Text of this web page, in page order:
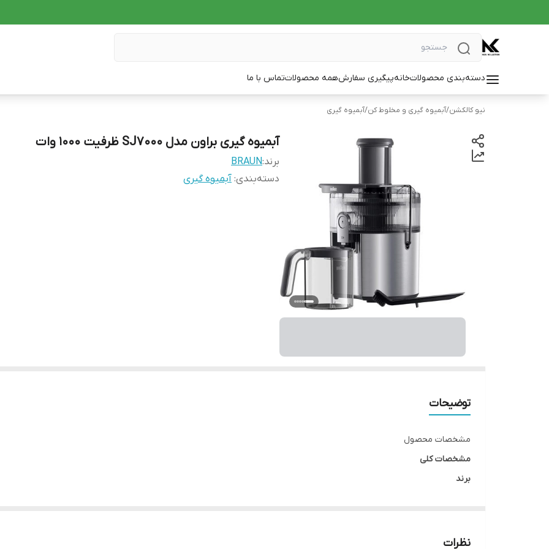
دسته‌بندی محصولاتخانهپیگیری سفارشهمه محصولاتتماس با ما
نیو کالکشن/آبمیوه گیری و مخلوط کن/آبمیوه گیری
آبمیوه گیری براون مدل SJ7000 ظرفیت ۱۰۰۰ وات
برند:BRAUN
دسته‌بندی: آبمیوه گیری
توضیحات
مشخصات محصول
مشخصات کلی
برند
استیل خاکستری
نظرات